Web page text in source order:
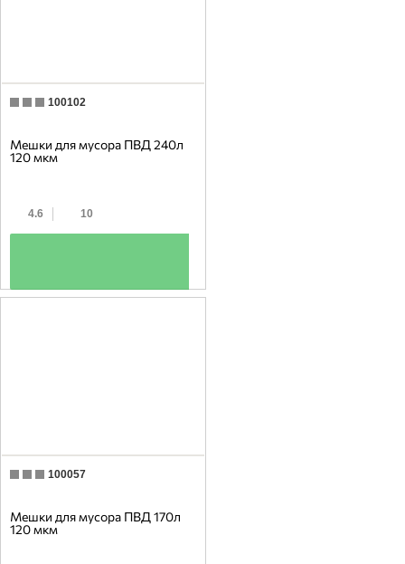
100102
Мешки для мусора ПВД 240л
120 мкм
4.6 10
100057
Мешки для мусора ПВД 170л
120 мкм